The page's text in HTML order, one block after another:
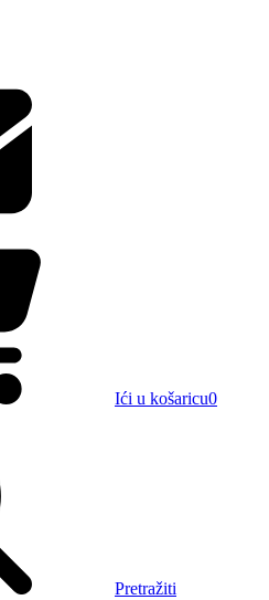
Ići u košaricu0
Pretražiti